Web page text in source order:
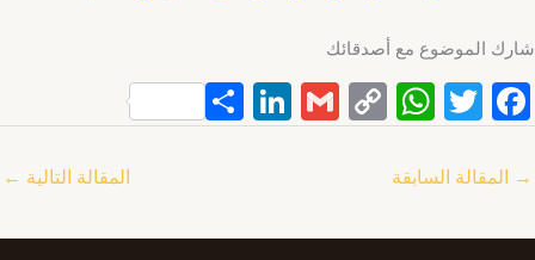
شارك الموضوع مع أصدقائك
F
a
c
T
w
itt
W
h
at
C
o
G
m
Li
n
S
h
→ المقالة السابقة المقالة التالية ←